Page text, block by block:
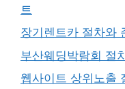
트
장기렌트카 절차와
부산웨딩박람회 절
웹사이트 상위노출